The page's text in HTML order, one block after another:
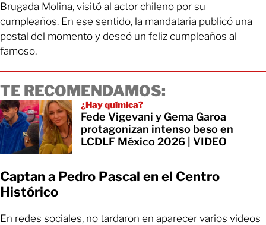
Brugada Molina, visitó al actor chileno por su
cumpleaños. En ese sentido, la mandataria publicó una
postal del momento y deseó un feliz cumpleaños al
famoso.
TE RECOMENDAMOS:
¿Hay química?
Fede Vigevani y Gema Garoa
protagonizan intenso beso en
LCDLF México 2026 | VIDEO
Captan a Pedro Pascal en el Centro
Histórico
En redes sociales, no tardaron en aparecer varios videos